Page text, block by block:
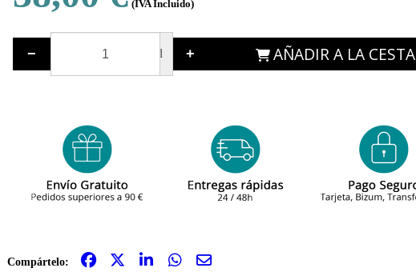
(IVA Incluido)
− ud + AÑADIR A LA CESTA
Compártelo: